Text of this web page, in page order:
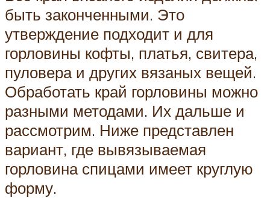
быть законченными. Это
утверждение подходит и для
горловины кофты, платья, свитера,
пуловера и других вязаных вещей.
Обработать край горловины можно
разными методами. Их дальше и
рассмотрим. Ниже представлен
вариант, где вывязываемая
горловина спицами имеет круглую
форму.